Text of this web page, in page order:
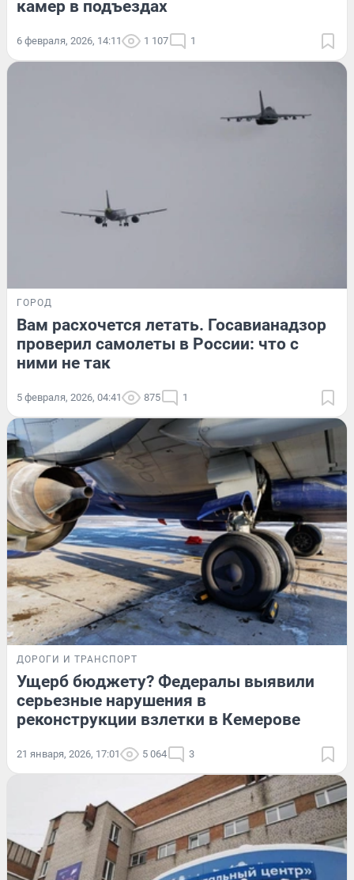
камер в подъездах
6 февраля, 2026, 14:11 1 107 1
ГОРОД
Вам расхочется летать. Госавианадзор
проверил самолеты в России: что с
ними не так
5 февраля, 2026, 04:41 875 1
ДОРОГИ И ТРАНСПОРТ
Ущерб бюджету? Федералы выявили
серьезные нарушения в
реконструкции взлетки в Кемерове
21 января, 2026, 17:01 5 064 3